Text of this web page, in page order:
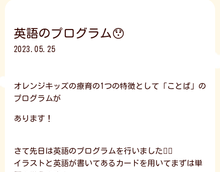
英語のプログラム😯
2023.05.25
オレンジキッズの療育の1つの特徴として「ことば」の
プログラムが
あります！
さて先日は英語のプログラムを行いました🙆‍♂️
イラストと英語が書いてあるカードを用いてまずは単